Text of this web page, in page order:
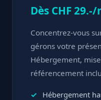
Dès CHF
Concentrez-vous
gérons votre
Hébergement,
référencement
Hébergement